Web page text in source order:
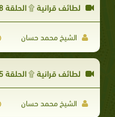
لطائف قرانية ۩ الحلقة 18
الشيخ محمد حسان
لطائف قرانية ۩ الحلقة 15
الشيخ محمد حسان